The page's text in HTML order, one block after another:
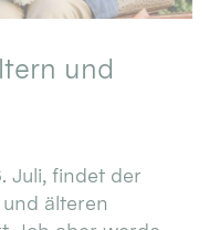
und
Juli, findet der
älteren